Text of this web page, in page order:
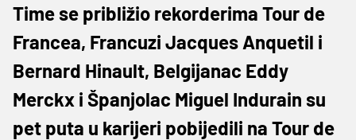
Time se približio rekorderima Tour de
Francea, Francuzi Jacques Anquetil i
Bernard Hinault, Belgijanac Eddy
Merckx i Španjolac Miguel Indurain su
pet puta u karijeri pobijedili na Tour de